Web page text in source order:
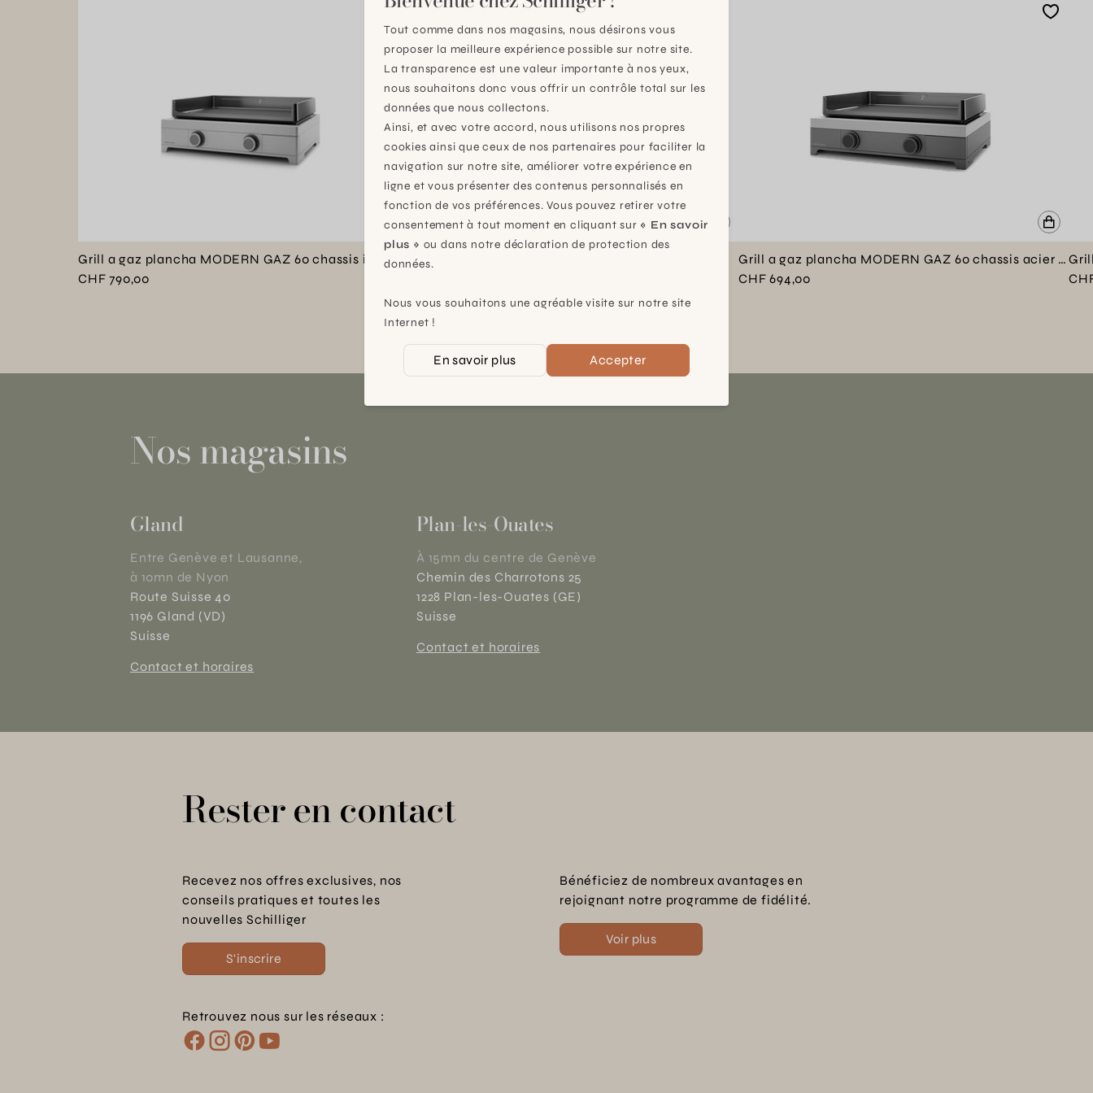
Grill a gaz plancha MODERN GAZ 60 chassis inox
CHF 790,00
Grill a gaz plancha MODERN GAZ 75 chassis inox
CHF 1029,00
Grill a gaz plancha MODERN GAZ 60 chassis acier emaille
CHF 694,00
Nos magasins
Gland
Entre Genève et Lausanne,
à 10mn de Nyon
Route Suisse 40
1196 Gland (VD)
Suisse
Contact et horaires
Plan-les-Ouates
À 15mn du centre de Genève
Chemin des Charrotons 25
1228 Plan-les-Ouates (GE)
Suisse
Contact et horaires
Rester en contact
Recevez nos offres exclusives, nos
conseils pratiques et toutes les
nouvelles Schilliger
S'inscrire
Bénéficiez de nombreux avantages en
rejoignant notre programme de fidélité.
Voir plus
Retrouvez nous sur les réseaux :
Tout comme dans nos magasins, nous désirons vous
proposer la meilleure expérience possible sur notre site.
La transparence est une valeur importante à nos yeux,
nous souhaitons donc vous offrir un contrôle total sur les
données que nous collectons.
Ainsi, et avec votre accord, nous utilisons nos propres
cookies ainsi que ceux de nos partenaires pour faciliter la
navigation sur notre site, améliorer votre expérience en
ligne et vous présenter des contenus personnalisés en
fonction de vos préférences. Vous pouvez retirer votre
consentement à tout moment en cliquant sur « En savoir
plus » ou dans notre déclaration de protection des
données.
Nous vous souhaitons une agréable visite sur notre site
Internet !
En savoir plus Accepter